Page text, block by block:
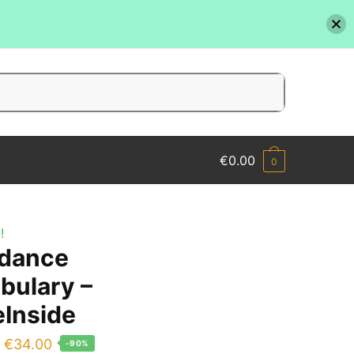
€0.00 0
–
Il
€34.00Il
-90%